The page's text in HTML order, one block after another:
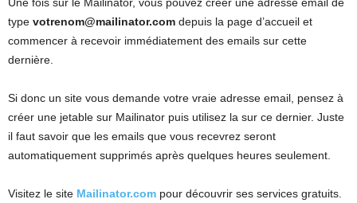
type votrenom@mailinator.com depuis la page d’accueil et
commencer à recevoir immédiatement des emails sur cette
dernière.
Si donc un site vous demande votre vraie adresse email, pensez à
créer une jetable sur Mailinator puis utilisez la sur ce dernier. Juste
il faut savoir que les emails que vous recevrez seront
automatiquement supprimés après quelques heures seulement.
Visitez le site Mailinator.com pour découvrir ses services gratuits.